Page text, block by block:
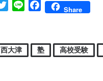
TwitterLine FacebookShare
西大津 塾 高校受験